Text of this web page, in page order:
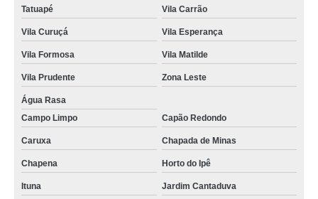
aquecedor de passagem bosch Fradique Coutinho
onde vende aquecedor ariston Jardim Helga
comprar aquecedor de água komeco Cidade Quarto Centenário
aquecedor komeco Jardim Dom José
comprar aquecedor a gás komeco Vila Olímpia
onde comprar aquecedor rinnai 1602 Itaquera
Tatuapé Vila Carrão
Vila Curuçá Vila Esperança
Vila Formosa Vila Matilde
Vila Prudente Zona Leste
Água Rasa
Campo Limpo
Capão Redondo
Caruxa Chapada de Minas
Chapena Horto do Ipê
Ituna Jardim Cantaduva